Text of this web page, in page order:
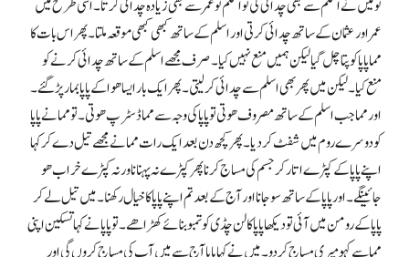
تو میں نے اسلم سے بھی چدائی کی تو اسلم تو عمر سے بھی زیادہ چدائی کرتا۔ اسی طرح میں
عمر اور عثمان کے ساتھ چدائی کرتی اور اسلم کے ساتھ کبھی کبھی موقعہ ملتا۔ پھر اس بات کا
مماپاپا کو پتا چل گیا لیکن ہمیں منع نہیں کیا۔ صرف مجھے اسلم کے ساتھ چدائی کرنے کو
منع کیا۔ لیکن میں پھر بھی اسلم سے چدائی کر لیتی۔ پھر ایک بار ایسا ھوا کے پاپا بمار پڑ گئے۔
اور مما جب اسلم کے ساتھ مصروف ھوتی تو پاپا کی وجہ سے مما ڈسٹرپ ھوتی۔ تو مما نے پاپا
کو دوسرے روم میں شفٹ کر دیا۔ پھر کچھ دن بعد ایک رات مما نے مجھے تیل دے کر کہا
اپنے پاپا کے کپڑے اتار کر جسم کی مساج کرنا پھر کپڑے نہ پہنانا ورنہ کپڑے خراب ھو
جائینگے۔ اور پاپا کے ساتھ سو جانا اور آج کے بعد تم اپنے پاپا کا خیال رکھنا۔ میں تیل لےکر
پاپا کے رومن میں آئی تو دیکھا پاپا کا لن چڈی کو تمبو بنائے کھڑا ھے۔ تو پاپا نے کہا تسکین اپنی